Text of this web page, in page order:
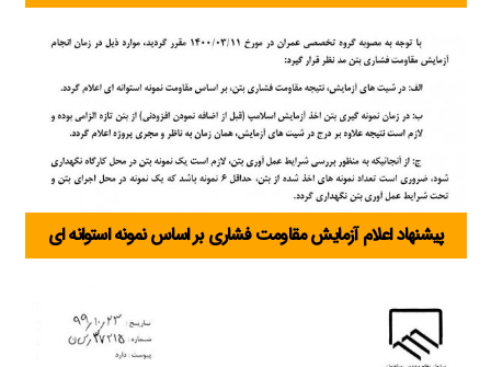
پیشنهاد اعلام آزمایش مقاومت فشاری بر اساس نمونه استوانه ای